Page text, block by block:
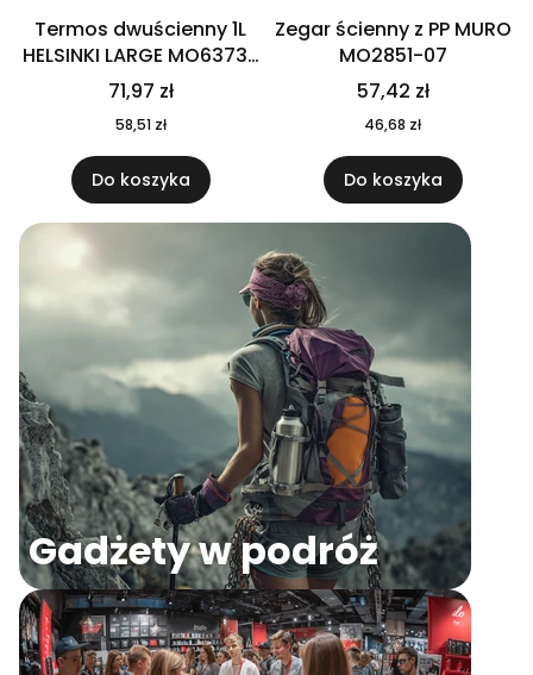
Termos dwuścienny 1L
HELSINKI LARGE MO6373-
04
71,97 zł
58,51 zł
Do koszyka
Zegar ścienny z PP MURO
MO2851-07
57,42 zł
46,68 zł
Do koszyka
Gadżety w podróż